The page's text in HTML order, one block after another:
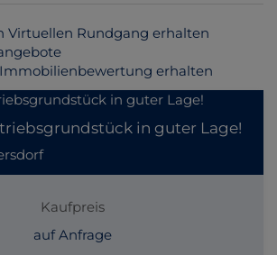
Virtuellen Rundgang erhalten
erhalten
in guter Lage!
Kaufpreis
auf Anfrage